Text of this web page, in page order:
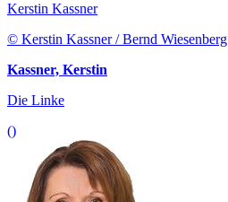
Kerstin Kassner
© Kerstin Kassner / Bernd Wiesenberg
Kassner, Kerstin
Die Linke
()